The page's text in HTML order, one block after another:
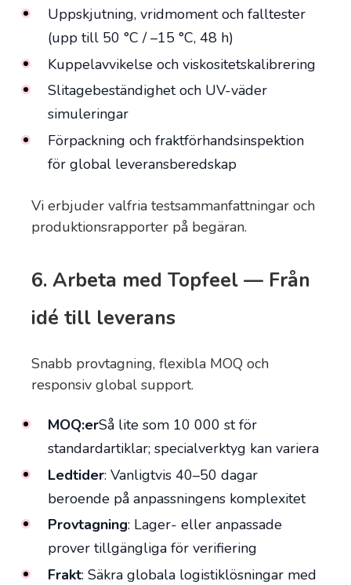
Uppskjutning, vridmoment och falltester
(upp till 50 °C / –15 °C, 48 h)
Kuppelavvikelse och viskositetskalibrering
Slitagebeständighet och UV-väder
simuleringar
Förpackning och fraktförhandsinspektion
för global leveransberedskap
Vi erbjuder valfria testsammanfattningar och
produktionsrapporter på begäran.
6. Arbeta med Topfeel — Från
idé till leverans
Snabb provtagning, flexibla MOQ och
responsiv global support.
MOQ:erSå lite som 10 000 st för
standardartiklar; specialverktyg kan variera
Ledtider: Vanligtvis 40–50 dagar
beroende på anpassningens komplexitet
Provtagning: Lager- eller anpassade
prover tillgängliga för verifiering
Frakt: Säkra globala logistiklösningar med